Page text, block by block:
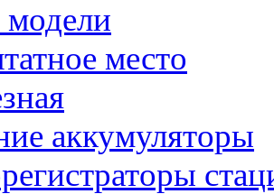
модели
место
аккумуляторы